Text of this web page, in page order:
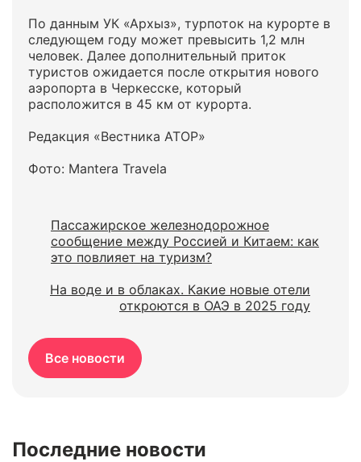
По данным УК «Архыз», турпоток на курорте в
следующем году может превысить 1,2 млн
человек. Далее дополнительный приток
туристов ожидается после открытия нового
аэропорта в Черкесске, который
расположится в 45 км от курорта.
Редакция «Вестника АТОР»
Фото: Mantera Travela
Пассажирское железнодорожное
сообщение между Россией и Китаем: как
это повлияет на туризм?
На воде и в облаках. Какие новые отели
откроются в ОАЭ в 2025 году
Все новости
Последние новости